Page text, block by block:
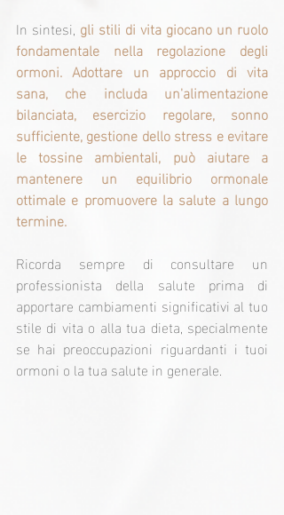
In sintesi, gli stili di vita giocano un ruolo
fondamentale nella regolazione degli
ormoni. Adottare un approccio di vita
sana, che includa un'alimentazione
bilanciata, esercizio regolare, sonno
sufficiente, gestione dello stress e evitare
le tossine ambientali, può aiutare a
mantenere un equilibrio ormonale
ottimale e promuovere la salute a lungo
termine.
Ricorda sempre di consultare un
professionista della salute prima di
apportare cambiamenti significativi al tuo
stile di vita o alla tua dieta, specialmente
se hai preoccupazioni riguardanti i tuoi
ormoni o la tua salute in generale.